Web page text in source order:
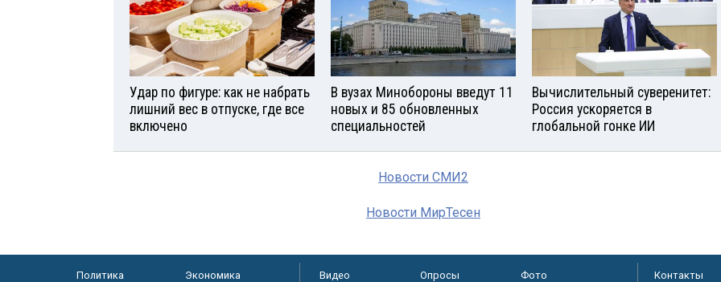
Удар по фигуре: как не набрать
лишний вес в отпуске, где все
включено
В вузах Минобороны введут 11
новых и 85 обновленных
специальностей
Вычислительный суверенитет:
Россия ускоряется в
глобальной гонке ИИ
Новости СМИ2
Новости МирТесен
Политика Экономика Видео Опросы Фото Контакты